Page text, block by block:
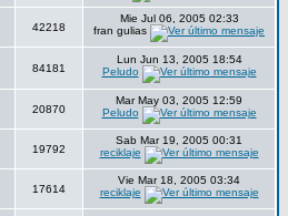
42218
Mie Jul 06, 2005 02:33
fran gulias
84181
Lun Jun 13, 2005 18:54
Peludo
20870
Mar May 03, 2005 12:59
Peludo
19792
Sab Mar 19, 2005 00:31
reciklaje
17614
Vie Mar 18, 2005 03:34
reciklaje